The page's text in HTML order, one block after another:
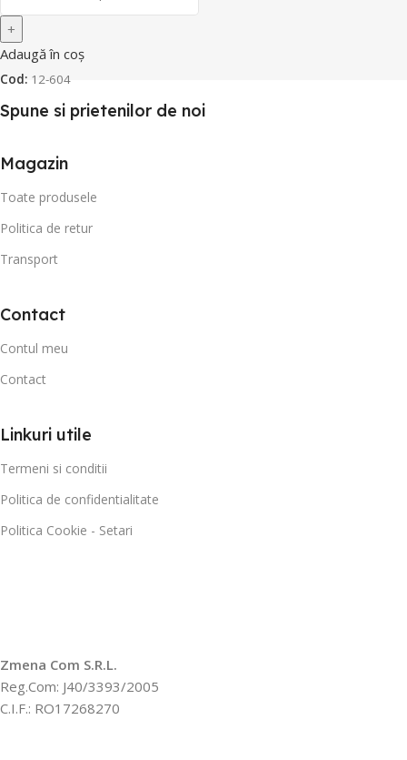
Adaugă în coș
Cod: 12-604
Spune si prietenilor de noi
Magazin
Toate produsele
Politica de retur
Transport
Contact
Contul meu
Contact
Linkuri utile
Termeni si conditii
Politica de confidentialitate
Politica Cookie - Setari
Zmena Com S.R.L.
Reg.Com: J40/3393/2005
C.I.F.: RO17268270